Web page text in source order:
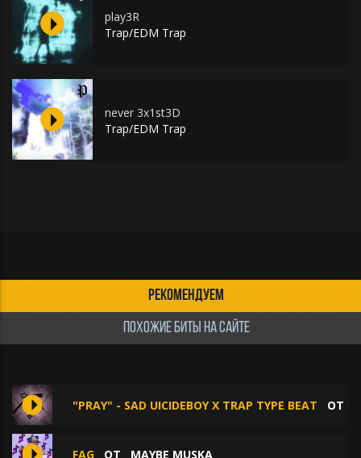
play3R
Trap/EDM Trap
never 3x1st3D
Trap/EDM Trap
РЕКОМЕНДУЕМ
ПОХОЖИЕ БИТЫ НА САЙТЕ
"PRAY" - SAD UICIDEBOY X TRAP TYPE BEAT ОТ
FAG ОТ MAYBE MUSKA